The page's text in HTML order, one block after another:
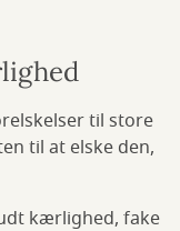
til store
til at elske den,
kærlighed, fake